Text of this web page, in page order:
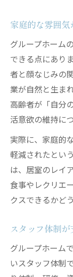
夜間対
医療連
費用比較
グルー
い
家賃・
性
見落
総合ケ
認知症ケア
専門ス
進行抑
安心で
家庭的な雰囲
グループホーム
できる点にあり
者と顔なじみの
業が自然と生ま
高齢者が「自分
活意欲の維持に
実際に、家庭的
軽減されたとい
は、居室のレイ
食事やレクリエ
クスできるかど
スタッフ体制
グループホーム
いスタッフ体制